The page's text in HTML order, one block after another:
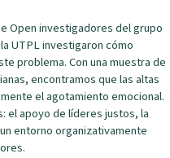
Open investigadores del grupo
UTPL investigaron cómo
problema. Con una muestra de
encontramos que las altas
el agotamiento emocional.
el apoyo de líderes justos, la
entorno organizativamente